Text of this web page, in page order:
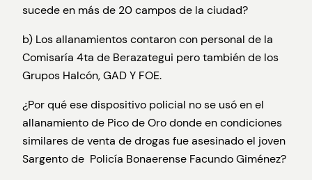
sucede en más de 20 campos de la ciudad?
b) Los allanamientos contaron con personal de la
Comisaría 4ta de Berazategui pero también de los
Grupos Halcón, GAD Y FOE.
¿Por qué ese dispositivo policial no se usó en el
allanamiento de Pico de Oro donde en condiciones
similares de venta de drogas fue asesinado el joven
Sargento de Policía Bonaerense Facundo Giménez?